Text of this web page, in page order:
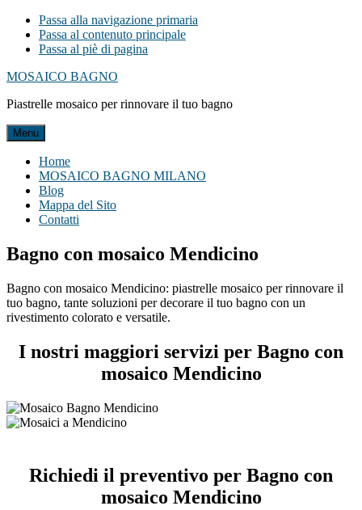
Passa alla navigazione primaria
Passa al contenuto principale
Passa al piè di pagina
MOSAICO BAGNO
Piastrelle mosaico per rinnovare il tuo bagno
Menu
Home
MOSAICO BAGNO MILANO
Blog
Mappa del Sito
Contatti
Bagno con mosaico Mendicino
Bagno con mosaico Mendicino: piastrelle mosaico per rinnovare il
tuo bagno, tante soluzioni per decorare il tuo bagno con un
rivestimento colorato e versatile.
I nostri maggiori servizi per Bagno con
mosaico Mendicino
Richiedi il preventivo per Bagno con
mosaico Mendicino